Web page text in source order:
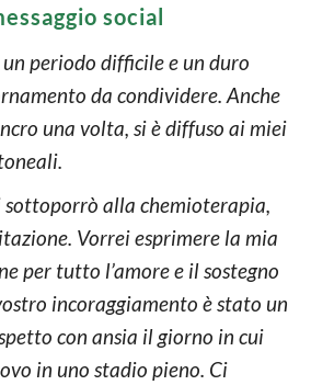
social
periodo difficile e un duro
da condividere. Anche
una volta, si è diffuso ai miei
sottoporrò alla chemioterapia,
Vorrei esprimere la mia
per tutto l’amore e il sostegno
incoraggiamento è stato un
con ansia il giorno in cui
in uno stadio pieno. Ci